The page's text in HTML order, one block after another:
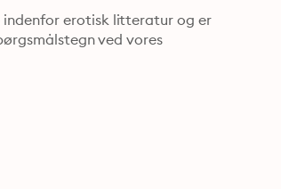
indenfor erotisk litteratur og er
ved vores